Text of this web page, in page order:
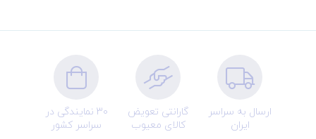
ارسال به سراسر
ایران
گارانتی تعویض
کالای معیوب
30 نمایندگی در
سراسر کشور